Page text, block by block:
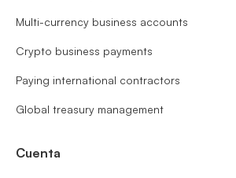
Multi-currency business accounts
Crypto business payments
Paying international contractors
Global treasury management
Cuenta